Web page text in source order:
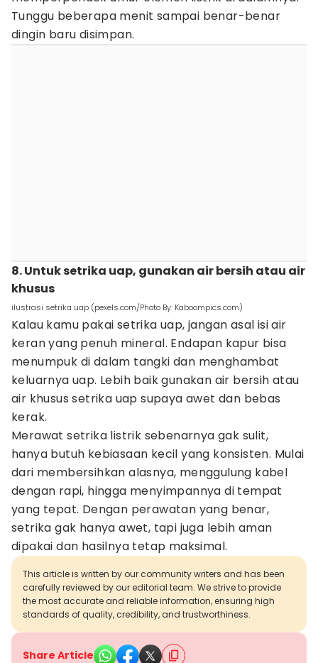
Tunggu beberapa menit sampai benar-benar
dingin baru disimpan.
8. Untuk setrika uap, gunakan air bersih atau air
khusus
ilustrasi setrika uap (pexels.com/Photo By: Kaboompics.com)
Kalau kamu pakai setrika uap, jangan asal isi air
keran yang penuh mineral. Endapan kapur bisa
menumpuk di dalam tangki dan menghambat
keluarnya uap. Lebih baik gunakan air bersih atau
air khusus setrika uap supaya awet dan bebas
kerak.
Merawat setrika listrik sebenarnya gak sulit,
hanya butuh kebiasaan kecil yang konsisten. Mulai
dari membersihkan alasnya, menggulung kabel
dengan rapi, hingga menyimpannya di tempat
yang tepat. Dengan perawatan yang benar,
setrika gak hanya awet, tapi juga lebih aman
dipakai dan hasilnya tetap maksimal.
This article is written by our community writers and has been
carefully reviewed by our editorial team. We strive to provide
the most accurate and reliable information, ensuring high
standards of quality, credibility, and trustworthiness.
Share Article